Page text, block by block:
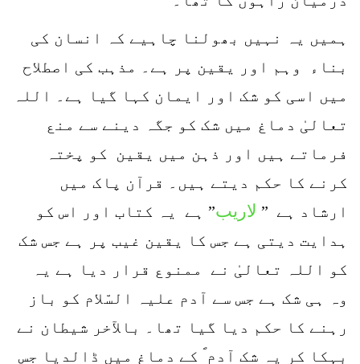
ہمیں یہ نہیں بھولنا چاہیے کہ انسان کی
بناء وہم اور یقین پر ہے۔ مذہب کی اصطلاح
میں اسی کو شک اور ایمان کہا گیا ہے۔ اللہ
تعالیٰ دماغ میں شک کو جگہ دینے سے منع
فرماتے ہیں اور ذہن میں یقین کو پختہ
کرنے کا حکم دیتے ہیں۔ قرآن پاک میں
ارشاد ہے ” لاریب” ہے یہ کتاب اور اس کو
ہدایت دیتی ہے جس کا یقین غیب پر ہے جس شک
کو اللہ تعالیٰ نے ممنوع قرار دیا ہے یہ
وہ ہی شک ہے جس سے آدم علیہ السّلام کو باز
رہنے کا حکم دیا گیا تھا۔ بالآخر شیطان نے
بہکا کر یہ شک آدم ؐ کے دماغ میں ڈالدیا جس